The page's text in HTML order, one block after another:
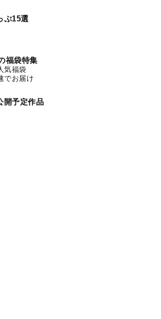
ぷ15選
福袋特集
気福袋
でお届け
開予定作品